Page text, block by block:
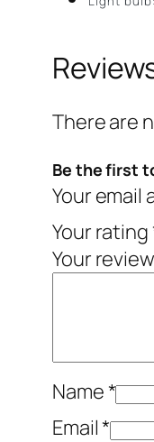
There are
Be the first
Your email
Your rating
Your review
Name*
Email*